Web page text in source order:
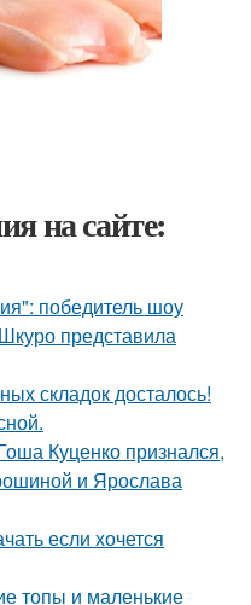
на сайте:
победитель шоу
представила
складок досталось!
Куценко признался,
и Ярослава
если хочется
топы и маленькие